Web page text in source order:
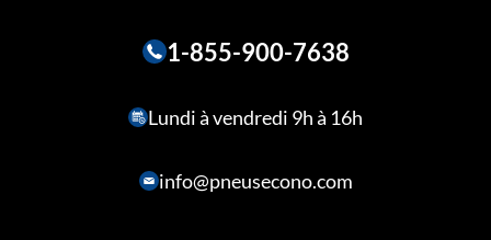
1-855-900-7638
Lundi à vendredi 9h à 16h
info@pneusecono.com